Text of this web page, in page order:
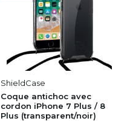
ShieldCase
Coque antichoc avec
cordon iPhone 7 Plus / 8
Plus (transparent/noir)